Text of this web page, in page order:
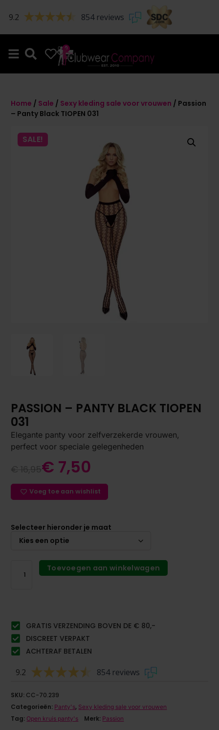
9.2 854 reviews
0 0
Home / Sale / Sexy kleding sale voor vrouwen / Passion
– Panty Black TIOPEN 031
SALE!
PASSION – PANTY BLACK TIOPEN
031
Elegante panty voor zelfverzekerde vrouwen,
perfect voor speciale gelegenheden
€ 7,50
Voeg toe aan wishlist
Selecteer hieronder je maat
Toevoegen aan winkelwagen
GRATIS VERZENDING BOVEN DE € 80,-
DISCREET VERPAKT
ACHTERAF BETALEN
9.2 854 reviews
SKU: CC-70.239
Categorieën: Panty's, Sexy kleding sale voor vrouwen
Tag: Open kruis panty's Merk: Passion